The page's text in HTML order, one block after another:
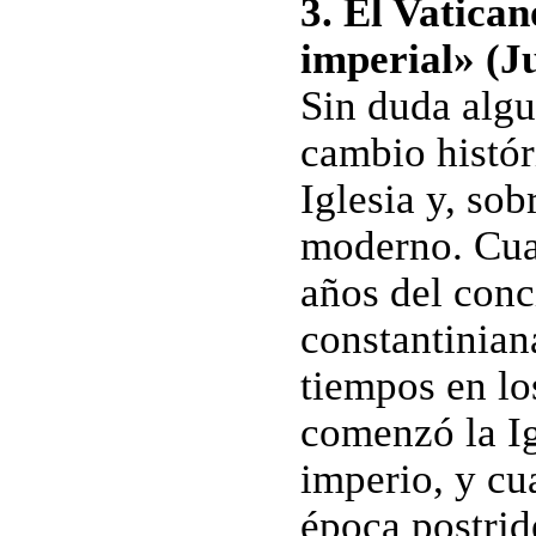
3. El
imperial»
Sin duda
cambio
Iglesia y,
moderno.
años del
tiempos en
comenzó la
imperio, y
época